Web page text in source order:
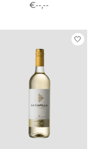
€--,--